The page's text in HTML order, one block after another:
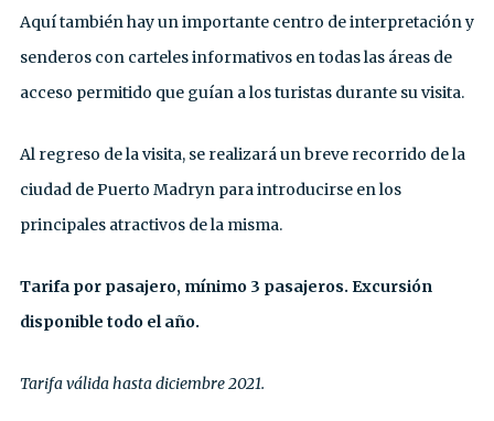
Aquí también hay un importante centro de interpretación y
senderos con carteles informativos en todas las áreas de
acceso permitido que guían a los turistas durante su visita.
Al regreso de la visita, se realizará un breve recorrido de la
ciudad de Puerto Madryn para introducirse en los
principales atractivos de la misma.
Tarifa por pasajero, mínimo 3 pasajeros. Excursión
disponible todo el año.
Tarifa válida hasta diciembre 2021.